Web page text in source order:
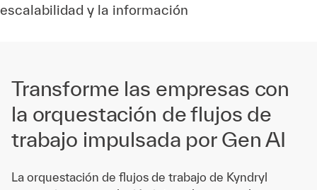
escalabilidad y la información
Transforme las empresas con
la orquestación de flujos de
trabajo impulsada por Gen AI
La orquestación de flujos de trabajo de Kyndryl